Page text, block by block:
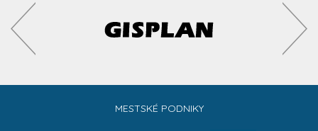
MESTSKÉ PODNIKY